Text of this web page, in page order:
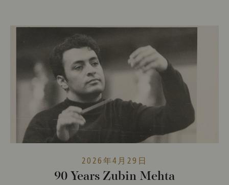
2026年4月29日
90 Years Zubin Mehta